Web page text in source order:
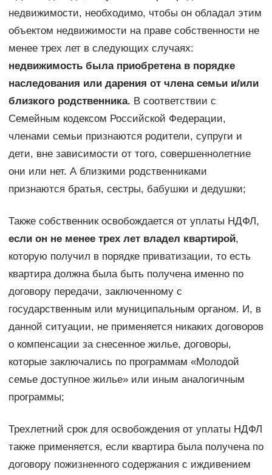
недвижимости, необходимо, чтобы он обладал этим
объектом недвижимости на праве собственности не
менее трех лет в следующих случаях:
недвижимость была приобретена в порядке
наследования или дарения от члена семьи и/или
близкого родственника. В соответствии с
Семейным кодексом Российской Федерации,
членами семьи признаются родители, супруги и
дети, вне зависимости от того, совершеннолетние
они или нет. А близкими родственниками
признаются братья, сестры, бабушки и дедушки;
Также собственник освобождается от уплаты НДФЛ,
если он не менее трех лет владел квартирой,
которую получил в порядке приватизации, то есть
квартира должна была быть получена именно по
договору передачи, заключенному с
государственным или муниципальным органом. И, в
данной ситуации, не применяется никаких договоров
о компенсации за снесенное жилье, договоры,
которые заключались по программам «Молодой
семье доступное жилье» или иным аналогичным
программы;
Трехлетний срок для освобождения от уплаты НДФЛ
также применяется, если квартира была получена по
договору пожизненного содержания с иждивением